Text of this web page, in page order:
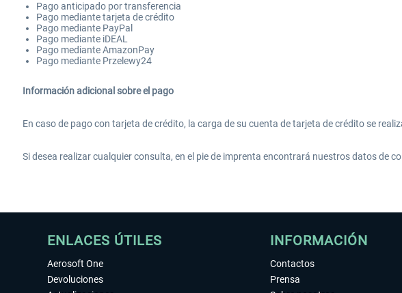
Pago anticipado por transferencia
Pago mediante tarjeta de crédito
Pago mediante PayPal
Pago mediante iDEAL
Pago mediante AmazonPay
Pago mediante Przelewy24
Información adicional sobre el pago
En caso de pago con tarjeta de crédito, la carga de su cuenta de tarjeta de crédito se
Si desea realizar cualquier consulta, en el pie de imprenta encontrará nuestros datos de
ENLACES ÚTILES
Aerosoft One
Devoluciones
INFORMACIÓN
Contactos
Prensa